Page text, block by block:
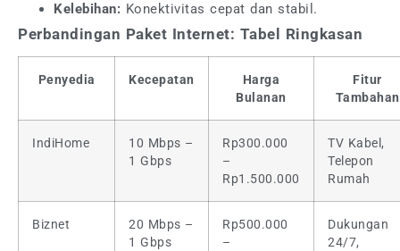
Kelebihan: Konektivitas cepat dan stabil.
Perbandingan Paket Internet: Tabel Ringkasan
Penyedia Kecepatan
Harga
Bulanan
Fitur
Tambahan
IndiHome
10 Mbps –
1 Gbps
Rp300.000
–
Rp1.500.000
TV Kabel,
Telepon
Rumah
Biznet
20 Mbps –
1 Gbps
Rp500.000
–
Dukungan
24/7,